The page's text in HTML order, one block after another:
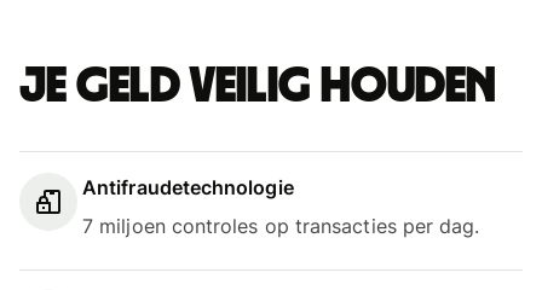
Je geld veilig houden
Antifraudetechnologie
7 miljoen controles op transacties per dag.